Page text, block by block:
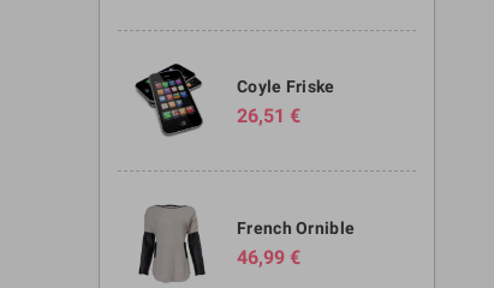
Coyle Friske
26,51 €
French Ornible
46,99 €